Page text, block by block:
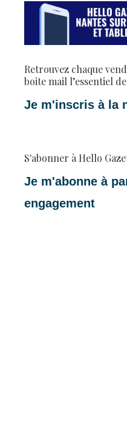
Retrouvez chaque
boite mail l’essentiel
Je m'inscris à la
S'abonner à Hello
Je m'abonne à
engagement